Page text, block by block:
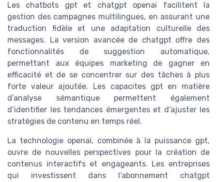
Les chatbots gpt et chatgpt openai facilitent la
gestion des campagnes multilingues, en assurant une
traduction fidèle et une adaptation culturelle des
messages. La version avancée de chatgpt offre des
fonctionnalités de suggestion automatique,
permettant aux équipes marketing de gagner en
efficacité et de se concentrer sur des tâches à plus
forte valeur ajoutée. Les capacites gpt en matière
d’analyse sémantique permettent également
d’identifier les tendances émergentes et d’ajuster les
stratégies de contenu en temps réel.
La technologie openai, combinée à la puissance gpt,
ouvre de nouvelles perspectives pour la création de
contenus interactifs et engageants. Les entreprises
qui investissent dans l’abonnement chatgpt